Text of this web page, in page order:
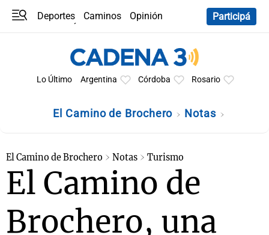
Deportes Caminos
Opinión
Participá
Lo Último Argentina Córdoba Rosario
El Camino de Brochero Notas
El Camino de Brochero Notas Turismo
El Camino de
Brochero, una